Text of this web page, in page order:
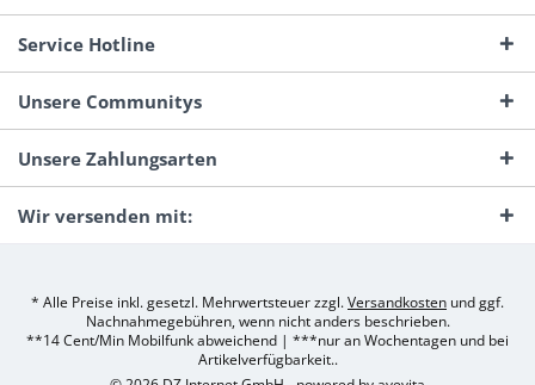
Service Hotline
Unsere Communitys
Unsere Zahlungsarten
Wir versenden mit:
* Alle Preise inkl. gesetzl. Mehrwertsteuer zzgl.Versandkosten und ggf.
Nachnahmegebühren, wenn nicht anders beschrieben.
**14 Cent/Min Mobilfunk abweichend | ***nur an Wochentagen und bei
Artikelverfügbarkeit..